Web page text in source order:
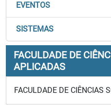
EVENTOS
SISTEMAS
FACULDADE DE
APLICADAS
FACULDADE DE CIÊNCIAS